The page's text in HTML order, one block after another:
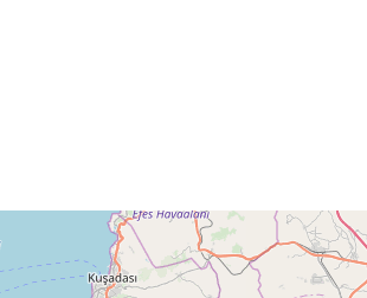
Resurs:
http://publications.europa.eu/
e/authority/dataset-